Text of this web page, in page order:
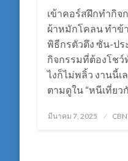
เข้าคอร์สฝึกทำกิจ
ผ้าหมักโคลน ทำข้
พิธีกรตัวตึง ซัน-ปร
กิจกรรมที่ต้องโชว์
ไงก็ไม่พลิ้ว งานนี้เ
ตามดูใน “หนีเที่ยว
Posted
มีนาคม 7, 2025